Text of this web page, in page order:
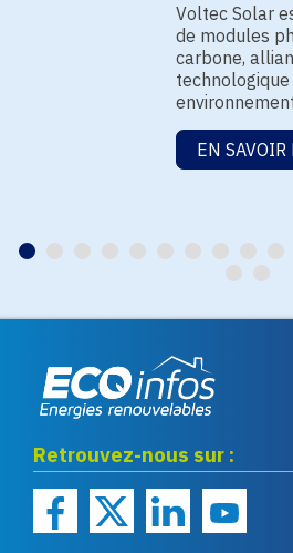
Voltec Solar
de modules
carbone,
EN SAVOIR
renouvelables
Retrouvez-nous sur :